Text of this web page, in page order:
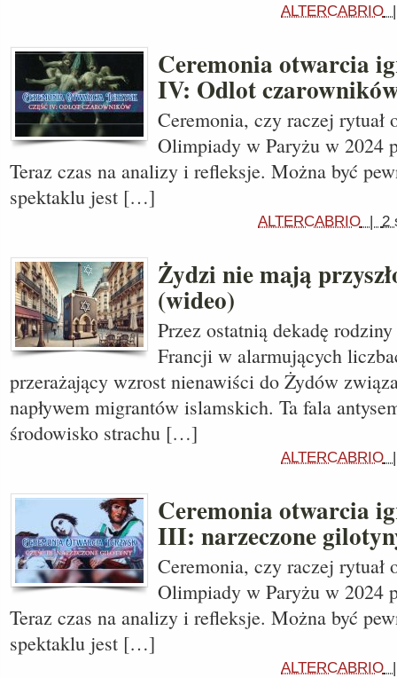
ALTERCABRIO
Ceremonia otwarcia
IV: Odlot
Ceremonia, czy raczej
Olimpiady w Paryżu w 2024
Teraz czas na analizy i refleksje. Można być
spektaklu jest […]
ALTERCABRIO | 2
Żydzi nie mają
(wideo)
Przez ostatnią dekadę
Francji w alarmujących
przerażający wzrost nienawiści do Żydów
napływem migrantów islamskich. Ta fala
środowisko strachu […]
ALTERCABRIO
Ceremonia otwarcia
III: narzeczone
Ceremonia, czy raczej
Olimpiady w Paryżu w 2024
Teraz czas na analizy i refleksje. Można być
spektaklu jest […]
ALTERCABRIO